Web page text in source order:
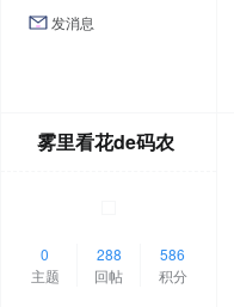
发消息
雾里看花de码农
0
主题
288
回帖
586
积分